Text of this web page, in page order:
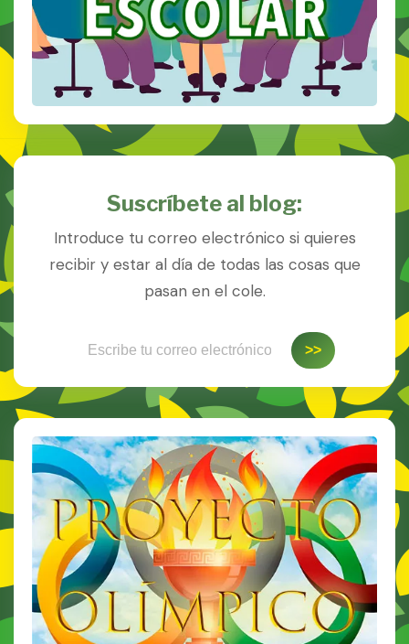
Suscríbete al blog:
Introduce tu correo electrónico si quieres
recibir y estar al día de todas las cosas que
pasan en el cole.
>>